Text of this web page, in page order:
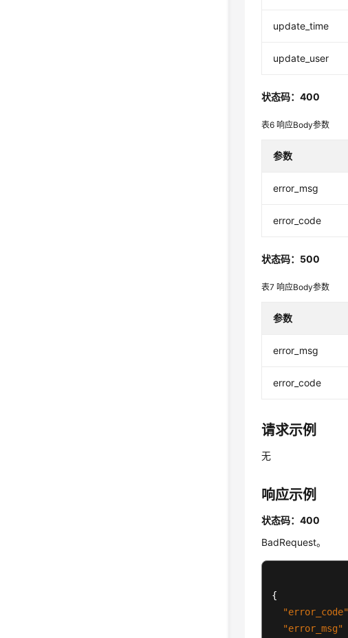
update_time
update_user
状态码：400
表6响应Body参数
参数
error_msg
error_code
状态码：500
表7响应Body参数
参数
error_msg
error_code
请求示例
无
响应示例
状态码：400
BadRequest。
{
"error_code"
"error_msg"